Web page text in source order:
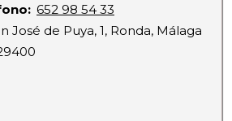
652 98 54 33
José de Puya, 1, Ronda, Málaga